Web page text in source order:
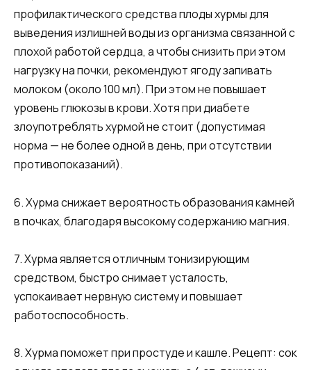
профилактического средства плоды хурмы для
выведения излишней воды из организма связанной с
плохой работой сердца, а чтобы снизить при этом
нагрузку на почки, рекомендуют ягоду запивать
молоком (около 100 мл). При этом не повышает
уровень глюкозы в крови. Хотя при диабете
злоупотреблять хурмой не стоит (допустимая
норма — не более одной в день, при отсутствии
противопоказаний).
6. Хурма снижает вероятность образования камней
в почках, благодаря высокому содержанию магния.
7. Хурма является отличным тонизирующим
средством, быстро снимает усталость,
успокаивает нервную систему и повышает
работоспособность.
8. Хурма поможет при простуде и кашле. Рецепт: сок